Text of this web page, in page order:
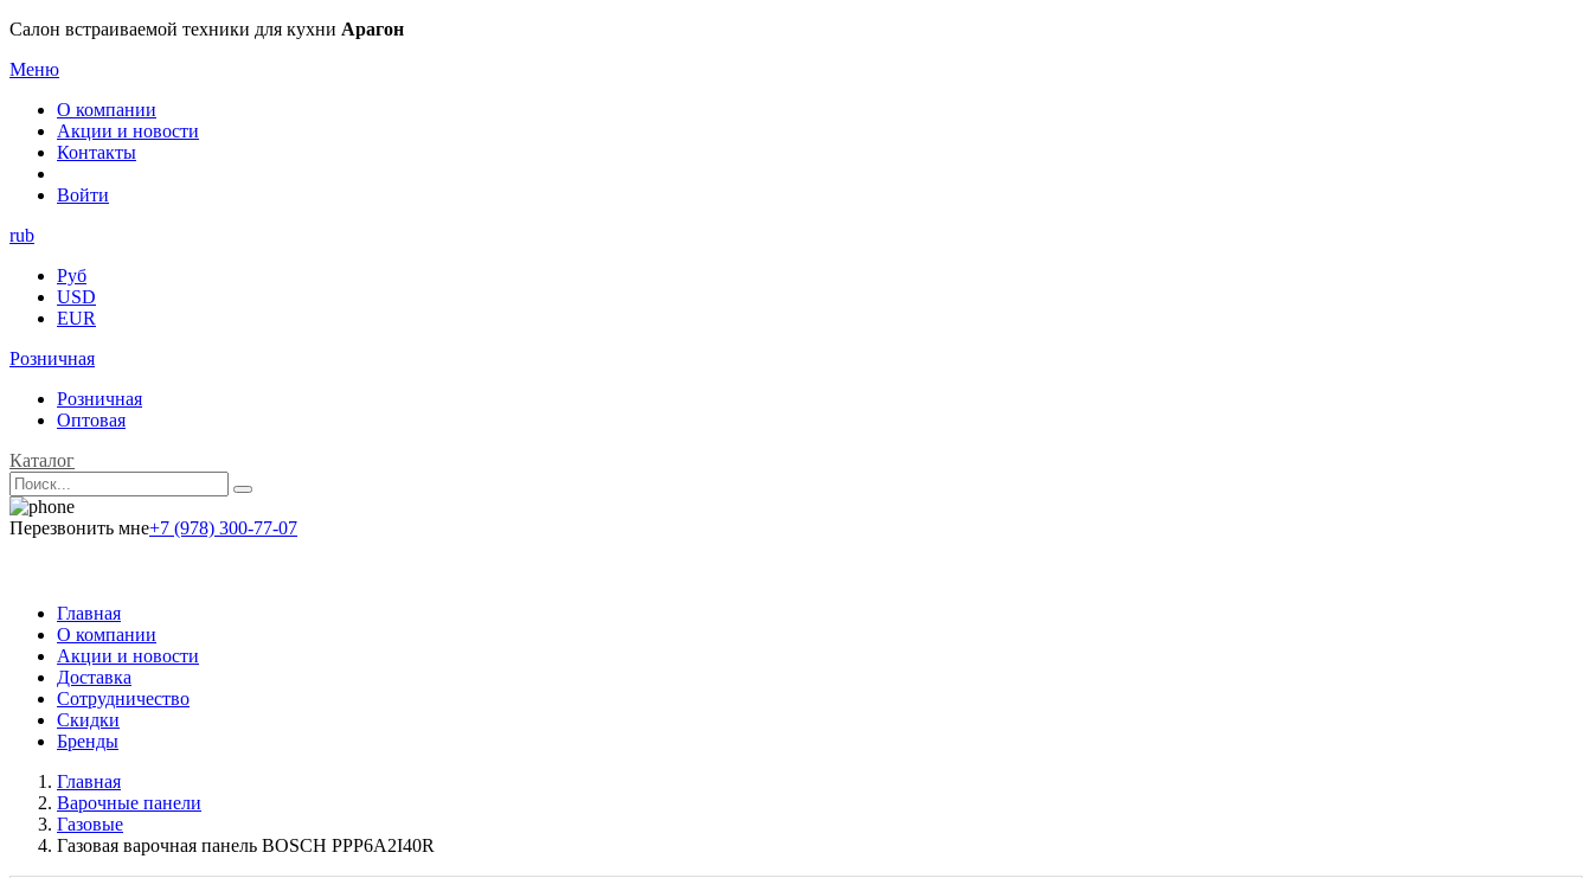
Салон встраиваемой техники для кухни Арагон
Меню
О компании
Акции и новости
Контакты
Войти
rub
Руб
USD
EUR
Розничная
Розничная
Оптовая
Каталог
Перезвонить мне+7 (978) 300-77-07
Главная
О компании
Акции и новости
Доставка
Сотрудничество
Скидки
Бренды
Главная
Варочные панели
Газовые
Газовая варочная панель BOSCH PPP6A2I40R